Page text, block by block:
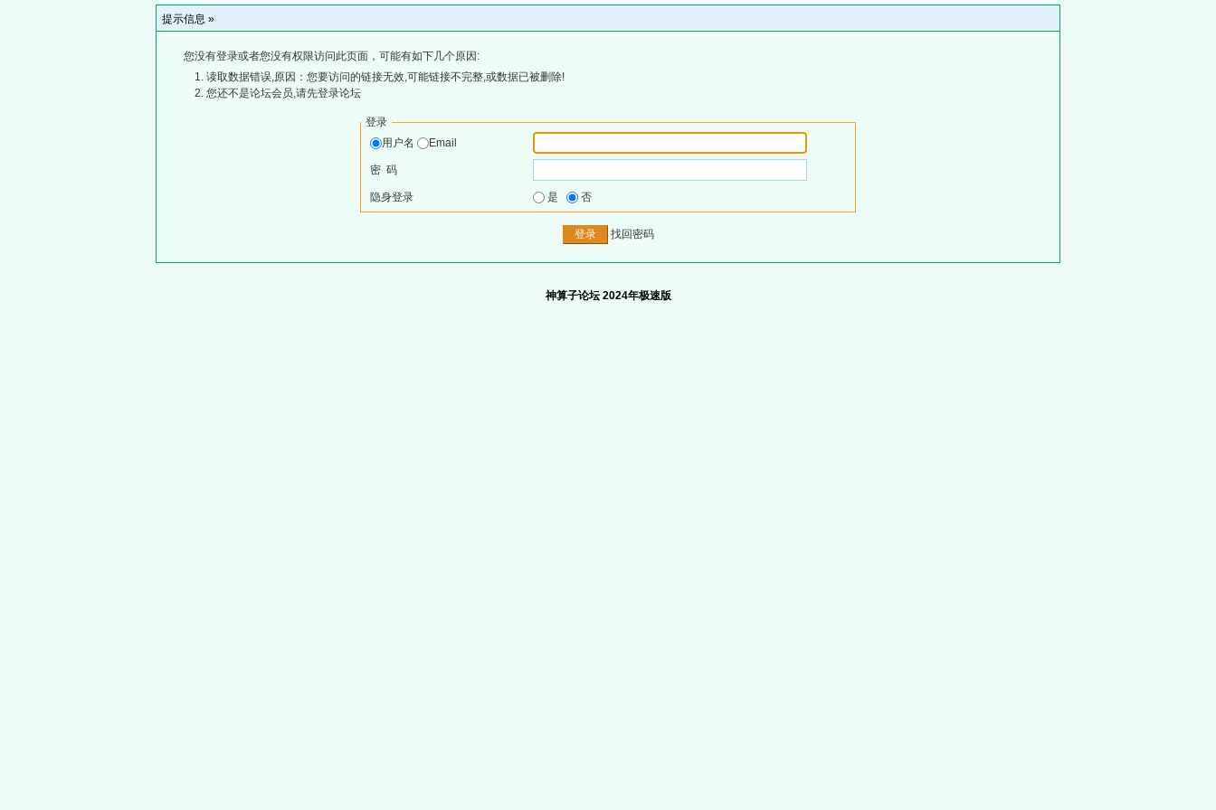
提示信息 »
您没有登录或者您没有权限访问此页面，可能有如下几个原因:
读取数据错误,原因：您要访问的链接无效,可能链接不完整,或数据已被删除!
您还不是论坛会员,请先登录论坛
登录
用户名
Email
密 码
隐身登录 是 否
找回密码
神算子论坛 2024年极速版